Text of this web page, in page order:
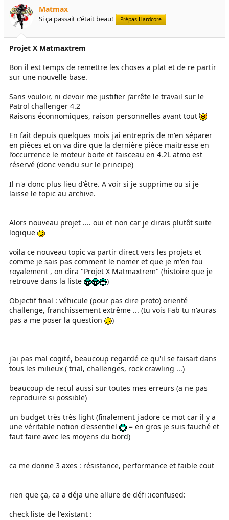
e
l
a
i
s
u
s
i
o
n
é
b
u
Matmax
Si ça passait c'était beau! Prépas Hardcore
Projet X Matmaxtrem
Bon il est temps de remettre les choses a plat et de re partir
sur une nouvelle base.
Sans vouloir, ni devoir me justifier j’arrête le travail sur le
Patrol challenger 4.2
Raisons éconnomiques, raison personnelles avant tout
En fait depuis quelques mois j'ai entrepris de m'en séparer
en pièces et on va dire que la dernière pièce maitresse en
l’occurrence le moteur boite et faisceau en 4.2L atmo est
réservé (donc vendu sur le principe)
Il n'a donc plus lieu d'être. A voir si je supprime ou si je
laisse le topic au archive.
Alors nouveau projet .... oui et non car je dirais plutôt suite
logique
voila ce nouveau topic va partir direct vers les projets et
comme je sais pas comment le nomer et que je m'en fou
royalement , on dira "Projet X Matmaxtrem" (histoire que je
retrouve dans la liste
)
Objectif final : véhicule (pour pas dire proto) orienté
challenge, franchissement extrême ... (tu vois Fab tu n'auras
pas a me poser la question
)
j'ai pas mal cogité, beaucoup regardé ce qu'il se faisait dans
tous les milieux ( trial, challenges, rock crawling ...)
beaucoup de recul aussi sur toutes mes erreurs (a ne pas
reproduire si possible)
un budget très très light (finalement j'adore ce mot car il y a
une véritable notion d'essentiel
= en gros je suis fauché et
faut faire avec les moyens du bord)
ca me donne 3 axes : résistance, performance et faible cout
rien que ça, ca a déja une allure de défi :iconfused:
check liste de l'existant :